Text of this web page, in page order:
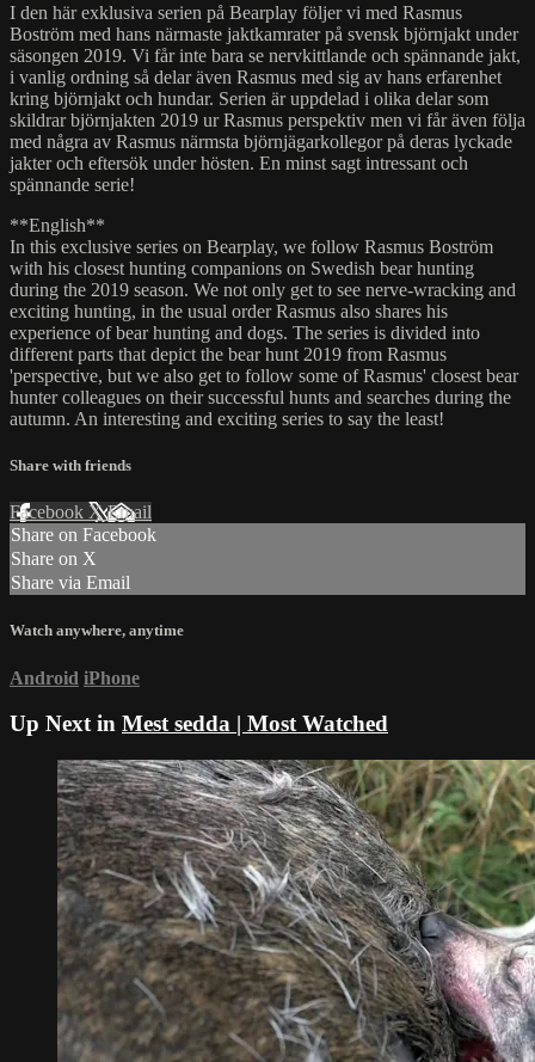
I den här exklusiva serien på Bearplay följer vi med Rasmus
Boström med hans närmaste jaktkamrater på svensk björnjakt under
säsongen 2019. Vi får inte bara se nervkittlande och spännande jakt,
i vanlig ordning så delar även Rasmus med sig av hans erfarenhet
kring björnjakt och hundar. Serien är uppdelad i olika delar som
skildrar björnjakten 2019 ur Rasmus perspektiv men vi får även följa
med några av Rasmus närmsta björnjägarkollegor på deras lyckade
jakter och eftersök under hösten. En minst sagt intressant och
spännande serie!
**English**
In this exclusive series on Bearplay, we follow Rasmus Boström
with his closest hunting companions on Swedish bear hunting
during the 2019 season. We not only get to see nerve-wracking and
exciting hunting, in the usual order Rasmus also shares his
experience of bear hunting and dogs. The series is divided into
different parts that depict the bear hunt 2019 from Rasmus
'perspective, but we also get to follow some of Rasmus' closest bear
hunter colleagues on their successful hunts and searches during the
autumn. An interesting and exciting series to say the least!
Share with friends
Facebook XEmail
Share on Facebook
Share on X
Share via Email
Watch anywhere, anytime
Android iPhone
Up Next in Mest sedda | Most Watched